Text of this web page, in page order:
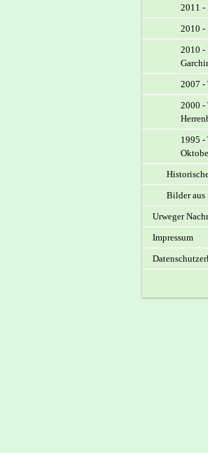
2011 -
2010 -
2010 -
2007 -
2000 -
1995 -
Bilder aus
Urweger
Impressum